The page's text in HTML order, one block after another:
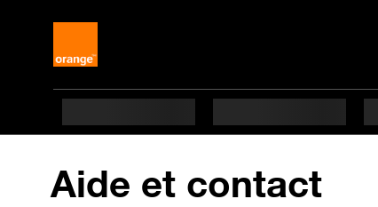
Aide et contact